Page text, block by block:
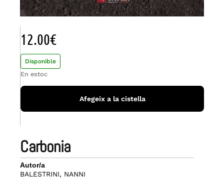
carbonia
Autor/a
BALESTRINI, NANNI
12.00€
Disponible
En estoc
Afegeix a la cistella